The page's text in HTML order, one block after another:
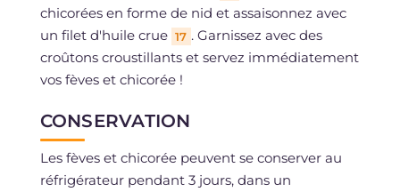
chicorées en forme de nid et assaisonnez avec
un filet d'huile crue 17 . Garnissez avec des
croûtons croustillants et servez immédiatement
vos fèves et chicorée !
CONSERVATION
Les fèves et chicorée peuvent se conserver au
réfrigérateur pendant 3 jours, dans un